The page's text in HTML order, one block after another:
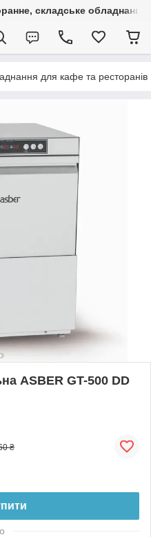
складське обладнання
для кафе та ресторанів
ASBER GT-500 DD
₴